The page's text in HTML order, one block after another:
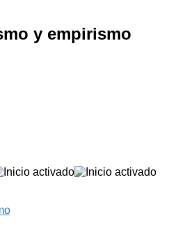
y empirismo